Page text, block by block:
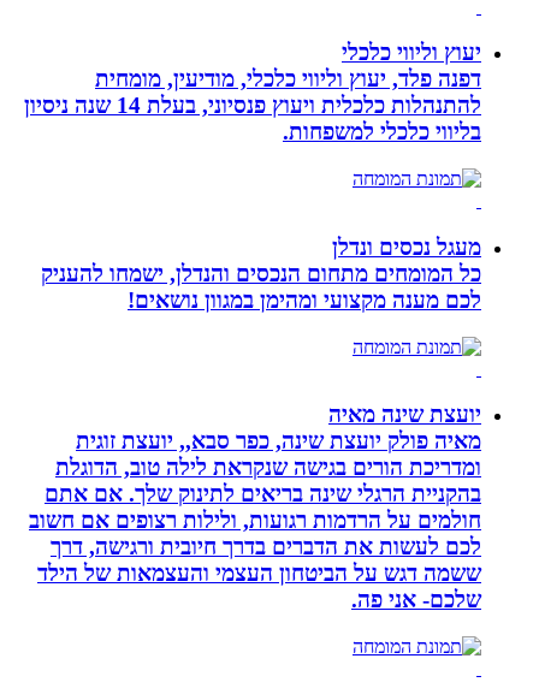
יעוץ וליווי כלכלי
דפנה פלד, יעוץ וליווי כלכלי, מודיעין, מומחית
להתנהלות כלכלית ויעוץ פנסיוני, בעלת 14 שנה ניסיון
בליווי כלכלי למשפחות.
מעגל נכסים ונדלן
כל המומחים מתחום הנכסים והנדלן, ישמחו להעניק
לכם מענה מקצועי ומהימן במגוון נושאים!
יועצת שינה מאיה
מאיה פולק יועצת שינה, כפר סבא,, יועצת זוגית
ומדריכת הורים בגישה שנקראת לילה טוב, הדוגלת
בהקניית הרגלי שינה בריאים לתינוק שלך. אם אתם
חולמים על הרדמות רגועות, ולילות רצופים אם חשוב
לכם לעשות את הדברים בדרך חיובית ורגישה, דרך
ששמה דגש על הביטחון העצמי והעצמאות של הילד
שלכם- אני פה.